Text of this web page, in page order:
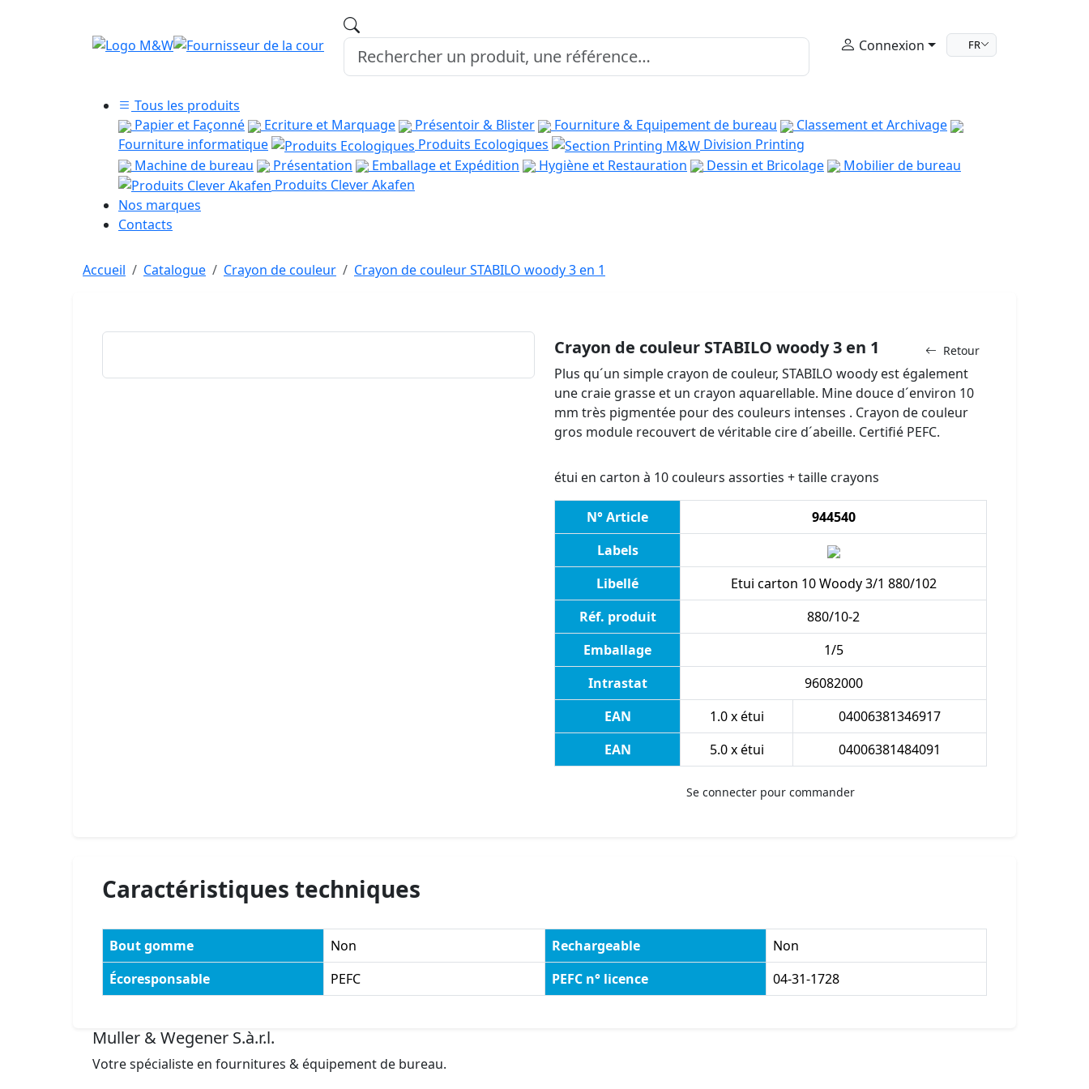
Connexion FR
Tous les produits
Papier et Façonné
Ecriture et Marquage Présentoir & Blister Fourniture & Equipement de bureau
Classement et Archivage
Fourniture informatique
Produits Ecologiques
Division Printing
Machine de bureau
Présentation Emballage et Expédition Hygiène et Restauration Dessin et Bricolage
Mobilier de bureau
Produits Clever Akafen
Nos marques
Contacts
Accueil Catalogue Crayon de couleur Crayon de couleur STABILO woody 3 en 1
Retour
Crayon de couleur STABILO woody 3 en 1
Plus qu´un simple crayon de couleur, STABILO woody est également
une craie grasse et un crayon aquarellable. Mine douce d´environ 10
mm très pigmentée pour des couleurs intenses . Crayon de couleur
gros module recouvert de véritable cire d´abeille. Certifié PEFC.
étui en carton à 10 couleurs assorties + taille crayons
N° Article
944540
Labels
Libellé
Etui carton 10 Woody 3/1 880/102
Réf. produit
880/10-2
Emballage
1/5
Intrastat
96082000
EAN
1.0 x étui
04006381346917
EAN
5.0 x étui 04006381484091
Se connecter pour commander
Caractéristiques techniques
Bout gomme Non Rechargeable
Non
Écoresponsable
PEFC PEFC n° licence 04-31-1728
Muller & Wegener S.à.r.l.
Votre spécialiste en fournitures & équipement de bureau.